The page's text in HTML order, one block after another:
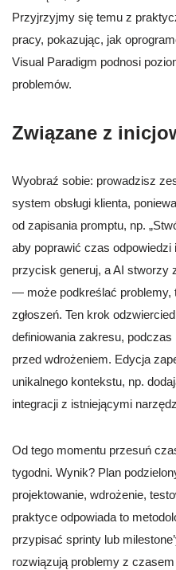
Przyjrzyjmy się temu z
pracy, pokazując, jak
Visual Paradigm podnosi
problemów.
Związane z
Wyobraź sobie: prowadzisz
system obsługi klienta,
od zapisania promptu, np.
aby poprawić czas
przycisk generuj, a AI stworzy
— może podkreślać problemy,
zgłoszeń. Ten krok
definiowania zakresu,
przed wdrożeniem. Edycja
unikalnego kontekstu, np.
integracji z istniejącymi
Od tego momentu przesuń
tygodni. Wynik? Plan
projektowanie, wdrożenie,
praktyce odpowiada to
przypisać sprinty lub
rozwiązują problemy z